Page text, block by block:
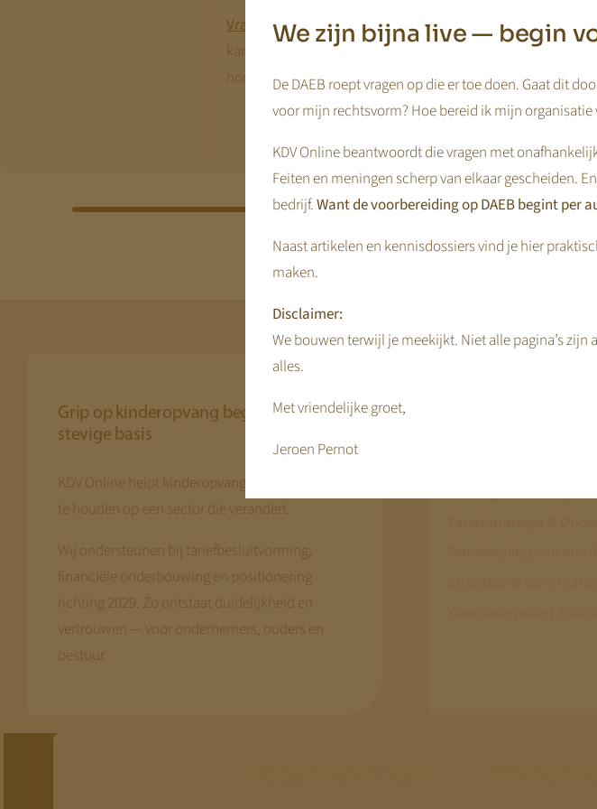
Vraag een offerte aan , en krijg automatisch toegang tot de
kan de hele rekentool inrichten en testen. Om de rekentool
nodig vanuit hetzelfde account.
Grip op kinderopvang begint bij een
stevige basis
KDV Online helpt kinderopvangorganisaties grip
te houden op een sector die verandert.
Wij ondersteunen bij tariefbesluitvorming,
financiële onderbouwing en positionering
richting 2029. Zo ontstaat duidelijkheid en
vertrouwen — voor ondernemers, ouders en
bestuur.
We zijn bijna live — begin
De DAEB roept vragen op die er toe doen. Gaat dit
voor mijn rechtsvorm? Hoe bereid ik mijn organisatie
KDV Online beantwoordt die vragen met
Feiten en meningen scherp van elkaar gescheiden.
bedrijf.Want de voorbereiding op DAEB begint per
Naast artikelen en kennisdossiers vind je hier
maken.
Disclaimer:
We bouwen terwijl je meekijkt. Niet alle pagina’s zijn
alles.
Met vriendelijke groet,
Jeroen Pernot